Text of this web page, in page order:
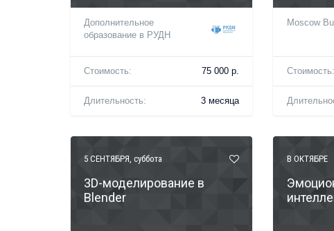
Дополнительное
образование в РУДН
Стоимость: 75 000 р.
Длительность: 3 месяца
Moscow
Стоимость:
5 СЕНТЯБРЯ , суббота
3D-моделирование в
Blender
В ОКТЯБРЕ